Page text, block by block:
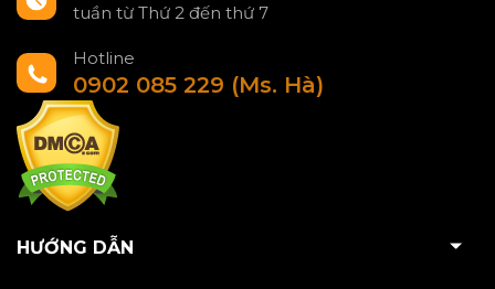
tuần từ Thứ 2 đến thứ 7
Hotline
0902 085 229 (Ms. Hà)
HƯỚNG DẪN